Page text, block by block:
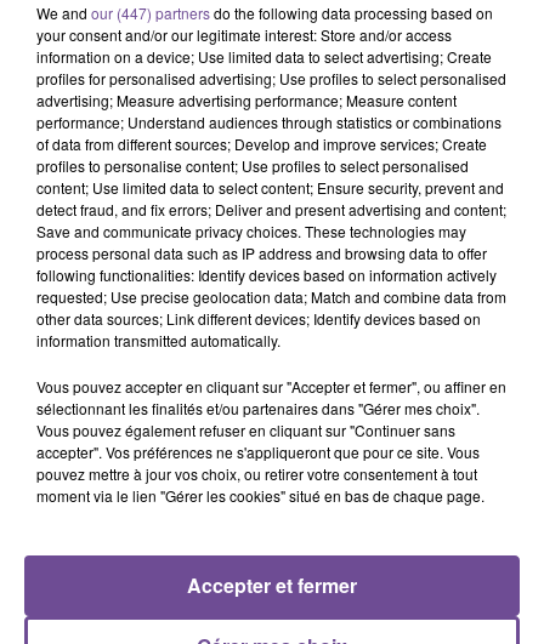
Un hôtel recherche un valet / femme de chambre. Vous
travaillez en équipe avec les valets et femmes de chambre
de la Maison et faites un rapport quotidien de vos tâches.
Vous nettoyez et rangez les chambres et les parties
communes. Vous effectuez le renouvellement quotidien du
linge, réaménagez la chambre et réorganisez les objets et
effets personnels du client. Le poste est ouvert aux
débutants, mais une formation hôtelière et une première
expérience réussie sur un poste similaire serait un plus.
Référence de l’offre Pôle Emploi : 145MYPP
RADIO ACTUS
We and our (447) partnersdo the following data processing based on
your consent and/or our legitimate interest: Store and/or access
information on a device; Use limited data to select advertising; Create
profiles for personalised advertising; Use profiles to select personalised
advertising; Measure advertising performance; Measure content
performance; Understand audiences through statistics or combinations
of data from different sources; Develop and improve services; Create
profiles to personalise content; Use profiles to select personalised
content; Use limited data to select content; Ensure security, prevent and
detect fraud, and fix errors; Deliver and present advertising and content;
Save and communicate privacy choices. These technologies may
process personal data such as IP address and browsing data to offer
following functionalities: Identify devices based on information actively
requested; Use precise geolocation data; Match and combine data from
other data sources; Link different devices; Identify devices based on
information transmitted automatically.
Vous pouvez accepter en cliquant sur "Accepter et fermer", ou affiner en
sélectionnant les finalités et/ou partenaires dans "Gérer mes choix".
Vous pouvez également refuser en cliquant sur "Continuer sans
accepter". Vos préférences ne s'appliqueront que pour ce site. Vous
pouvez mettre à jour vos choix, ou retirer votre consentement à tout
moment via le lien "Gérer les cookies" situé en bas de chaque page.
Accepter et fermer